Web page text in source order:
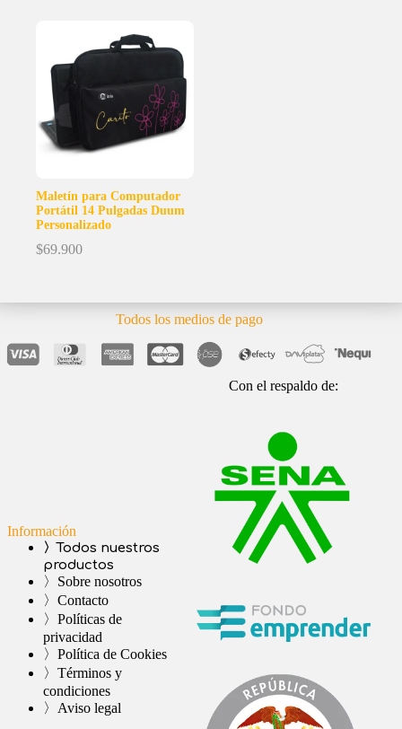
Maletín para Computador
Portátil 14 Pulgadas Duum
Personalizado
$69.900
Todos los medios de pago
Información
〉Todos nuestros
productos
〉Sobre nosotros
〉Contacto
〉Políticas de
privacidad
〉Política de Cookies
〉Términos y
condiciones
〉Aviso legal
Con el respaldo de: